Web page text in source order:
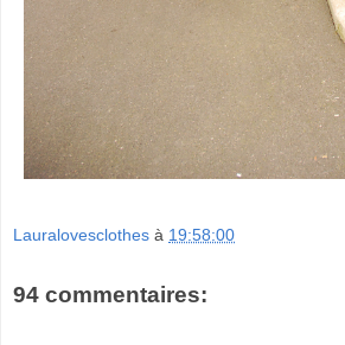
Lauralovesclothes à 19:58:00
94 commentaires: